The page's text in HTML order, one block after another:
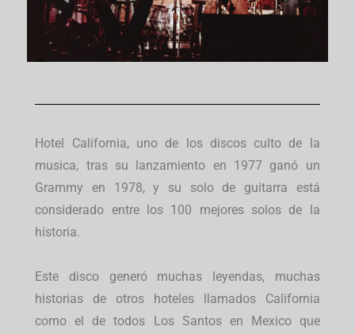
Hotel California, uno de los discos culto de la
musica, tras su lanzamiento en 1977 ganó un
Grammy en 1978, y su solo de guitarra está
considerado entre los 100 mejores solos de la
historia.
Este disco generó muchas leyendas, muchas
historias de otros hoteles llamados California
como el de todos Los Santos en Mexico que